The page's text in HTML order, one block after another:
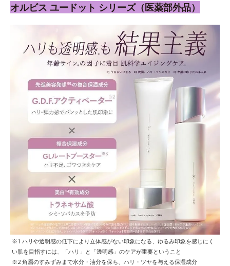
オルビス ユードット シリーズ（医薬部外品）
※1 ハリや透明感の低下により立体感がない印象になる、ゆるみ印象を感じにく
い肌を目指すには、「ハリ」と「透明感」のケアが重要ということ
※2 角層のすみずみまで水分・油分を保ち、ハリ・ツヤを与える保湿成分